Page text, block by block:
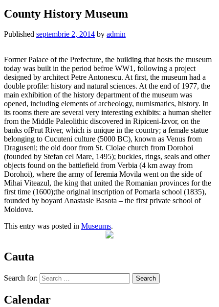
County History Museum
Published septembrie 2, 2014 by admin
Former Palace of the Prefecture, the building that hosts the museum
today was built in the period befroe WW1, following a project
designed by architect Petre Antonescu. At first, the museum had a
double profile: history and natural sciences. At the end of 1977, the
main exhibition of the history department of the museum was
opened, including elements of archeology, numismatics, history. In
its rooms there are several very interesting exhibits: a human shelter
from the Middle Paleolithic discovered in Ripiceni-Izvor, on the
banks ofPrut River, which is unique in the country; a female statue
belonging to Cucuteni culture (5000 BC), known as Venus from
Draguseni; the old door from St. Ciolae church from Dorohoi
(founded by Stefan cel Mare, 1495); buckles, rings, seals and other
objects found on the battlefield from Verbia (4 km away from
Dorohoi), where the army of Ieremia Movila went on the side of
Mihai Viteazul, the king that united the Romanian provinces for the
first time (1600);the original inscription of Pomarla school (1835),
founded by boyard Anastasie Basota – the first private school of
Moldova.
This entry was posted in Museums.
Cauta
Search for:
Calendar